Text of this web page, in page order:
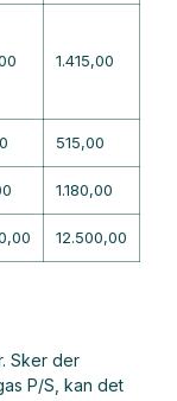
1.415,00
515,00
1.180,00
12.500,00
Sker der
P/S, kan det